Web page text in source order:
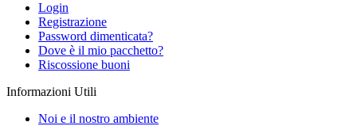
Login
Registrazione
Password dimenticata?
Dove è il mio pacchetto?
Riscossione buoni
Informazioni Utili
Noi e il nostro ambiente